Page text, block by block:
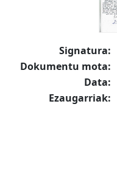
Signatura:
Dokumentu mota:
Data:
Ezaugarriak: